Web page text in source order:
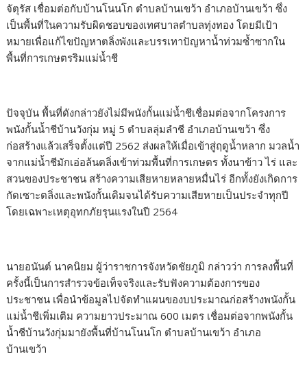
จัตุรัส เชื่อมต่อกับบ้านโนนโก ตำบลบ้านเขว้า อำเภอบ้านเขว้า ซึ่ง
เป็นพื้นที่ในความรับผิดชอบของเทศบาลตำบลทุ่งทอง โดยมีเป้า
หมายเพื่อแก้ไขปัญหาตลิ่งพังและบรรเทาปัญหาน้ำท่วมซ้ำซากใน
พื้นที่การเกษตรริมแม่น้ำชี
ปัจจุบัน พื้นที่ดังกล่าวยังไม่มีพนังกั้นแม่น้ำชีเชื่อมต่อจากโครงการ
พนังกั้นน้ำชีบ้านวังกุ่ม หมู่ 5 ตำบลลุ่มลำชี อำเภอบ้านเขว้า ซึ่ง
ก่อสร้างแล้วเสร็จตั้งแต่ปี 2562 ส่งผลให้เมื่อเข้าสู่ฤดูน้ำหลาก มวลน้ำ
จากแม่น้ำชีมักเอ่อล้นตลิ่งเข้าท่วมพื้นที่การเกษตร ทั้งนาข้าว ไร่ และ
สวนของประชาชน สร้างความเสียหายหลายหมื่นไร่ อีกทั้งยังเกิดการ
กัดเซาะตลิ่งและพนังกั้นเดิมจนได้รับความเสียหายเป็นประจำทุกปี
โดยเฉพาะเหตุอุทกภัยรุนแรงในปี 2564
นายอนันต์ นาคนิยม ผู้ว่าราชการจังหวัดชัยภูมิ กล่าวว่า การลงพื้นที่
ครั้งนี้เป็นการสำรวจข้อเท็จจริงและรับฟังความต้องการของ
ประชาชน เพื่อนำข้อมูลไปจัดทำแผนของบประมาณก่อสร้างพนังกั้น
แม่น้ำชีเพิ่มเติม ความยาวประมาณ 600 เมตร เชื่อมต่อจากพนังกั้น
น้ำชีบ้านวังกุ่มมายังพื้นที่บ้านโนนโก ตำบลบ้านเขว้า อำเภอ
บ้านเขว้า